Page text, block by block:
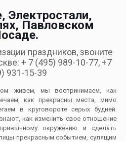
Электростали,
Павловском
праздников, звоните
+ 7 (495) 989-10-77, +7
931-15-39
живем, мы воспринимаем, как
как прекрасны места, мимо
в круговороте серых будней.
как изменить свое отношение
окружению и сделать
прекрасным событием, сулящим